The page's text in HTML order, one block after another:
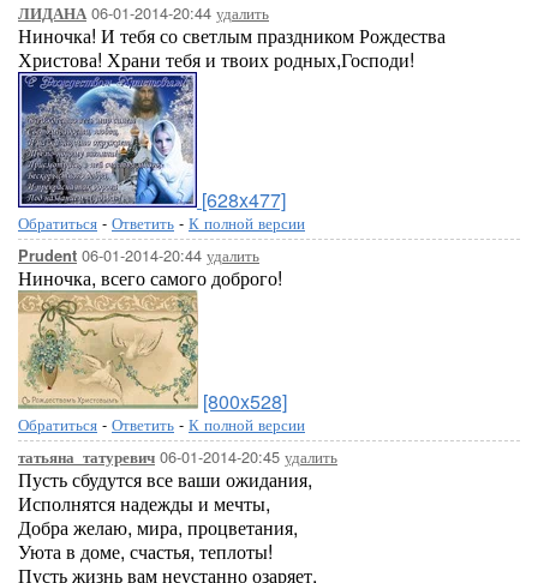
ЛИДАНА 06-01-2014-20:44 удалить
Ниночка! И тебя со светлым праздником Рождества
Христова! Храни тебя и твоих родных,Господи!
[628x477]
Обратиться - Ответить - К полной версии
Prudent 06-01-2014-20:44 удалить
Ниночка, всего самого доброго!
[800x528]
Обратиться - Ответить - К полной версии
татьяна_татуревич 06-01-2014-20:45 удалить
Пусть сбудутся все ваши ожидания,
Исполнятся надежды и мечты,
Добра желаю, мира, процветания,
Уюта в доме, счастья, теплоты!
Пусть жизнь вам неустанно озаряет,